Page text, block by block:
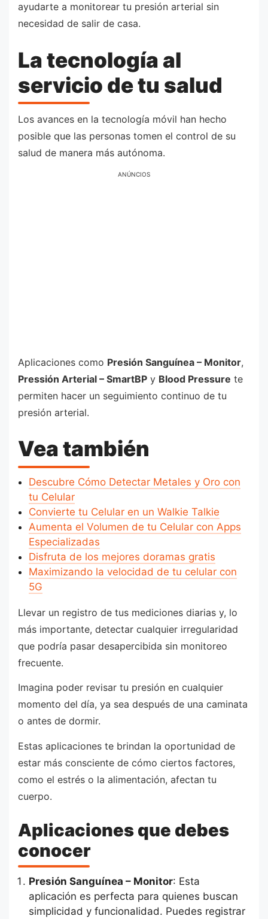
ayudarte a monitorear tu presión arterial sin
necesidad de salir de casa.
La tecnología al
servicio de tu salud
Los avances en la tecnología móvil han hecho
posible que las personas tomen el control de su
salud de manera más autónoma.
ANÚNCIOS
Aplicaciones como Presión Sanguínea – Monitor,
Pressión Arterial – SmartBP y Blood Pressure te
permiten hacer un seguimiento continuo de tu
presión arterial.
Vea también
Descubre Cómo Detectar Metales y Oro con
tu Celular
Convierte tu Celular en un Walkie Talkie
Aumenta el Volumen de tu Celular con Apps
Especializadas
Disfruta de los mejores doramas gratis
Maximizando la velocidad de tu celular con
5G
Llevar un registro de tus mediciones diarias y, lo
más importante, detectar cualquier irregularidad
que podría pasar desapercibida sin monitoreo
frecuente.
Imagina poder revisar tu presión en cualquier
momento del día, ya sea después de una caminata
o antes de dormir.
Estas aplicaciones te brindan la oportunidad de
estar más consciente de cómo ciertos factores,
como el estrés o la alimentación, afectan tu
cuerpo.
Aplicaciones que debes
conocer
Presión Sanguínea – Monitor: Esta
aplicación es perfecta para quienes buscan
simplicidad y funcionalidad. Puedes registrar